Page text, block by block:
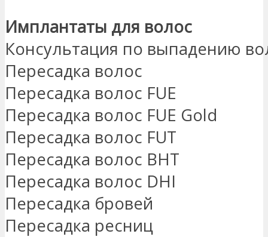
Имплантаты для волос
Консультация по выпадению
Пересадка волос
Пересадка волос FUE
Пересадка волос FUE Gold
Пересадка волос FUT
Пересадка волос BHT
Пересадка волос DHI
Пересадка бровей
Пересадка ресниц